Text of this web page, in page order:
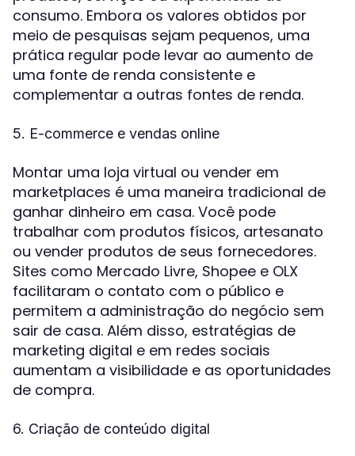
consumo. Embora os valores obtidos por
meio de pesquisas sejam pequenos, uma
prática regular pode levar ao aumento de
uma fonte de renda consistente e
complementar a outras fontes de renda.
5. E-commerce e vendas online
Montar uma loja virtual ou vender em
marketplaces é uma maneira tradicional de
ganhar dinheiro em casa. Você pode
trabalhar com produtos físicos, artesanato
ou vender produtos de seus fornecedores.
Sites como Mercado Livre, Shopee e OLX
facilitaram o contato com o público e
permitem a administração do negócio sem
sair de casa. Além disso, estratégias de
marketing digital e em redes sociais
aumentam a visibilidade e as oportunidades
de compra.
6. Criação de conteúdo digital